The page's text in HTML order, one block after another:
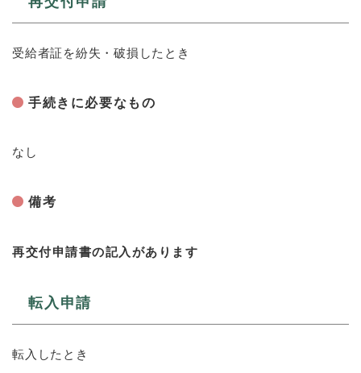
受給者証を紛失・破損したとき
手続きに必要なもの
なし
備考
再交付申請書の記入があります
転入申請
転入したとき